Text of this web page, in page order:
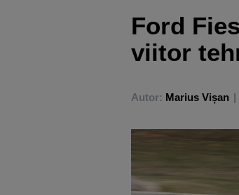
Ford
viitor
Autor: Marius Vișan